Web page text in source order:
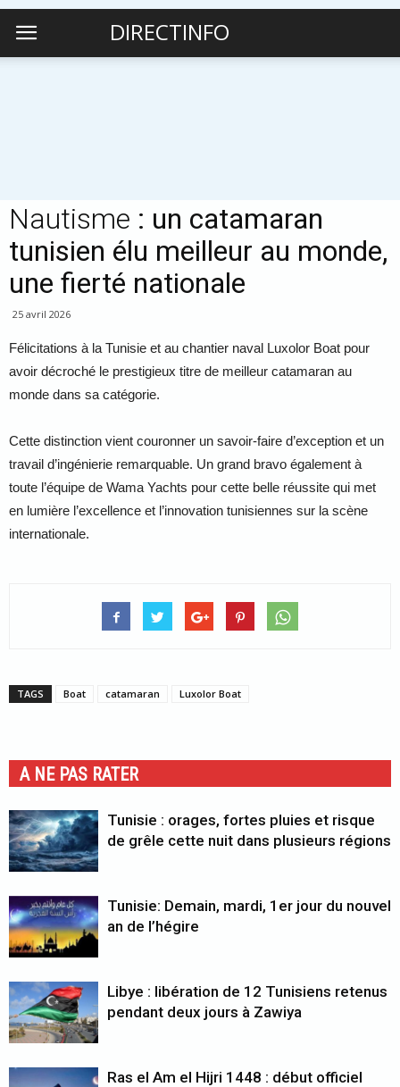
DIRECTINFO
Nautisme : un catamaran
tunisien élu meilleur au monde,
une fierté nationale
25 avril 2026
Félicitations à la Tunisie et au chantier naval Luxolor Boat pour
avoir décroché le prestigieux titre de meilleur catamaran au
monde dans sa catégorie.
Cette distinction vient couronner un savoir-faire d’exception et un
travail d’ingénierie remarquable. Un grand bravo également à
toute l’équipe de Wama Yachts pour cette belle réussite qui met
en lumière l’excellence et l’innovation tunisiennes sur la scène
internationale.
TAGS Boat catamaran Luxolor Boat
A NE PAS RATER
Tunisie : orages, fortes pluies et risque
de grêle cette nuit dans plusieurs régions
Tunisie: Demain, mardi, 1er jour du nouvel
an de l’hégire
Libye : libération de 12 Tunisiens retenus
pendant deux jours à Zawiya
Ras el Am el Hijri 1448 : début officiel